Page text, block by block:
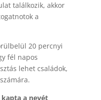
találkozik, akkor
a
20 percnyi
fél napos
lehet családok,
a nevét